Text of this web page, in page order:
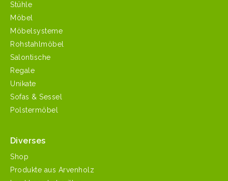
Stühle
Möbel
Möbelsysteme
Rohstahlmöbel
Salontische
Regale
Unikate
Sofas & Sessel
Polstermöbel
Diverses
Shop
Produkte aus Arvenholz